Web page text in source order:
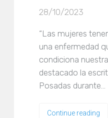
28/10/2023
“Las mujeres
una enfermedad
condiciona
destacado la
Posadas durante…
Continue reading